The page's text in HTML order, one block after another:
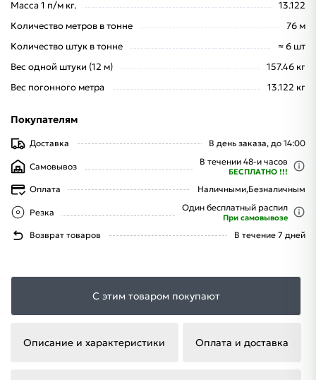
Масса 1 п/м кг.
13.122
Количество метров в тонне
76 м
Количество штук в тонне
≈ 6 шт
Вес одной штуки (12 м)
157.46 кг
Вес погонного метра
13.122 кг
Покупателям
Доставка В день заказа, до 14:00
Самовывоз В течении 48-и часов
БЕСПЛАТНО !!!
Оплата Наличными,Безналичным
Резка Один бесплатный распил
При самовывозе
Возврат товаров В течение 7 дней
С этим товаром покупают
Описание и характеристики Оплата и доставка